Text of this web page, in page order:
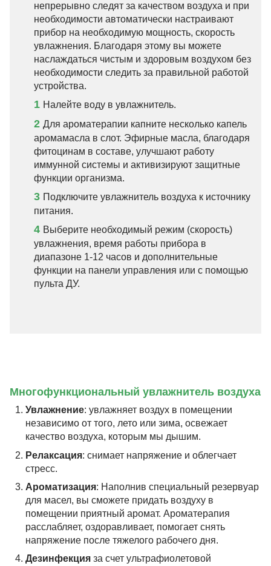
непрерывно следят за качеством воздуха и при
необходимости автоматически настраивают
прибор на необходимую мощность, скорость
увлажнения. Благодаря этому вы можете
наслаждаться чистым и здоровым воздухом без
необходимости следить за правильной работой
устройства.
1 Налейте воду в увлажнитель.
2 Для ароматерапии капните несколько капель
аромамасла в слот. Эфирные масла, благодаря
фитоцинам в составе, улучшают работу
иммунной системы и активизируют защитные
функции организма.
3 Подключите увлажнитель воздуха к источнику
питания.
4 Выберите необходимый режим (скорость)
увлажнения, время работы прибора в
диапазоне 1-12 часов и дополнительные
функции на панели управления или с помощью
пульта ДУ.
Многофункциональный увлажнитель воздуха
Увлажнение: увлажняет воздух в помещении
независимо от того, лето или зима, освежает
качество воздуха, которым мы дышим.
Релаксация: снимает напряжение и облегчает
стресс.
Ароматизация: Наполнив специальный резервуар
для масел, вы сможете придать воздуху в
помещении приятный аромат. Ароматерапия
расслабляет, оздоравливает, помогает снять
напряжение после тяжелого рабочего дня.
Дезинфекция за счет ультрафиолетовой